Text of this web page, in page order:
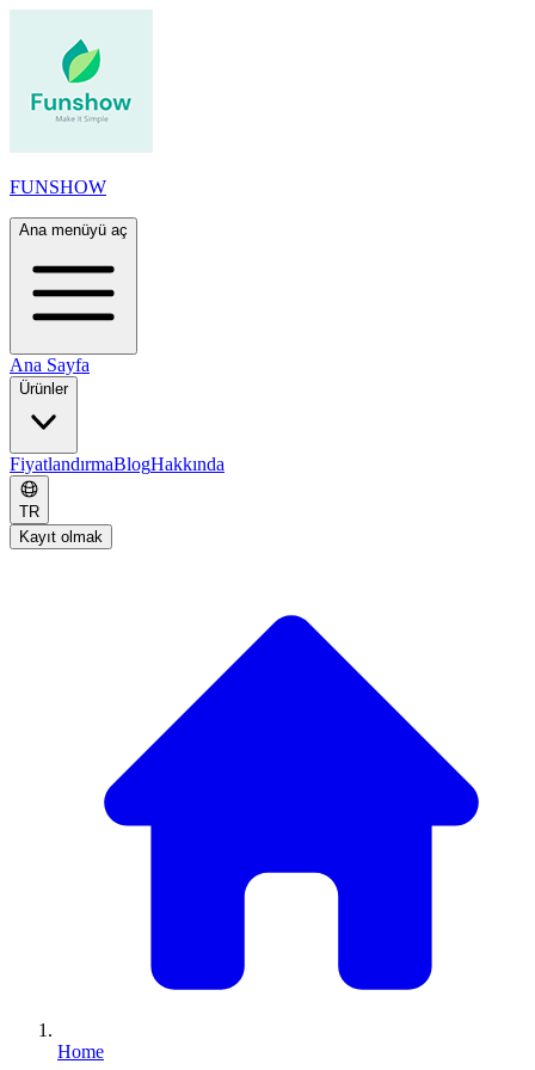
FUNSHOW
Ana menüyü aç
Ana Sayfa
Ürünler
FiyatlandırmaBlogHakkında
TR
Kayıt olmak
Home